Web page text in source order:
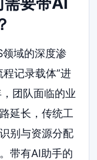
领域的深度渗
记录载体”进
团队面临的业
延长，传统工
别与资源分配
带有AI助手的